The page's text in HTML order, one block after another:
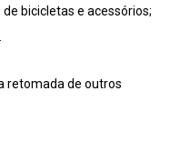
bicicletas e acessórios;
retomada de outros